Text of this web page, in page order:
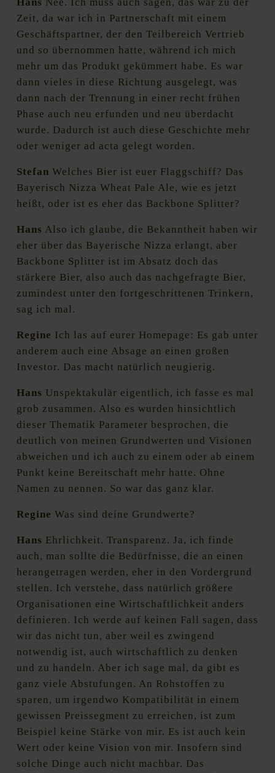
Zeit, da war ich in Partnerschaft mit einem
Geschäftspartner, der den Teilbereich Vertrieb
und so übernommen hatte, während ich mich
mehr um das Produkt gekümmert habe. Es war
dann vieles in diese Richtung ausgelegt, was
dann nach der Trennung in einer recht frühen
Phase auch neu erfunden und neu überdacht
wurde. Dadurch ist auch diese Geschichte mehr
oder weniger ad acta gelegt worden.
Stefan Welches Bier ist euer Flaggschiff? Das
Bayerisch Nizza Wheat Pale Ale, wie es jetzt
heißt, oder ist es eher das Backbone Splitter?
Hans Also ich glaube, die Bekanntheit haben wir
eher über das Bayerische Nizza erlangt, aber
Backbone Splitter ist im Absatz doch das
stärkere Bier, also auch das nachgefragte Bier,
zumindest unter den fortgeschrittenen Trinkern,
sag ich mal.
Regine Ich las auf eurer Homepage: Es gab unter
anderem auch eine Absage an einen großen
Investor. Das macht natürlich neugierig.
Hans Unspektakulär eigentlich, ich fasse es mal
grob zusammen. Also es wurden hinsichtlich
dieser Thematik Parameter besprochen, die
deutlich von meinen Grundwerten und Visionen
abweichen und ich auch zu einem oder ab einem
Punkt keine Bereitschaft mehr hatte. Ohne
Namen zu nennen. So war das ganz klar.
Regine Was sind deine Grundwerte?
Hans Ehrlichkeit. Transparenz. Ja, ich finde
auch, man sollte die Bedürfnisse, die an einen
herangetragen werden, eher in den Vordergrund
stellen. Ich verstehe, dass natürlich größere
Organisationen eine Wirtschaftlichkeit anders
definieren. Ich werde auf keinen Fall sagen, dass
wir das nicht tun, aber weil es zwingend
notwendig ist, auch wirtschaftlich zu denken
und zu handeln. Aber ich sage mal, da gibt es
ganz viele Abstufungen. An Rohstoffen zu
sparen, um irgendwo Kompatibilität in einem
gewissen Preissegment zu erreichen, ist zum
Beispiel keine Stärke von mir. Es ist auch kein
Wert oder keine Vision von mir. Insofern sind
solche Dinge auch nicht machbar. Das